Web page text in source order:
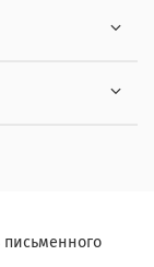
письменного